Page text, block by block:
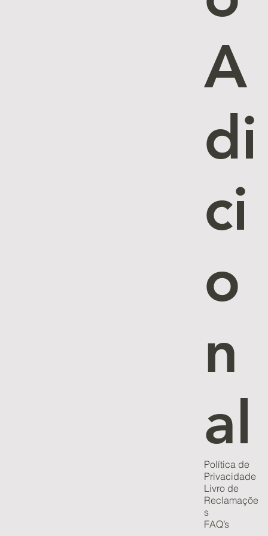
A
di
ci
o
n
al
Política de
Privacidade
Livro de
Reclamaçõe
s
FAQ’s